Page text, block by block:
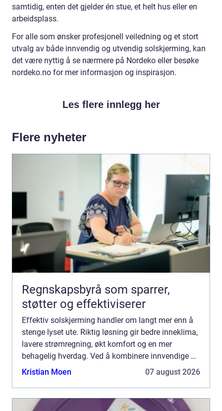
samtidig, enten det gjelder én stue, et helt hus eller en
arbeidsplass.
For alle som ønsker profesjonell veiledning og et stort
utvalg av både innvendig og utvendig solskjerming, kan
det være nyttig å se nærmere på Nordeko eller besøke
nordeko.no for mer informasjon og inspirasjon.
Les flere innlegg her
Flere nyheter
Regnskapsbyrå som sparrer,
støtter og effektiviserer
Effektiv solskjerming handler om langt mer enn å
stenge lyset ute. Riktig løsning gir bedre inneklima,
lavere strømregning, økt komfort og en mer
behagelig hverdag. Ved å kombinere innvendige og
utvendige produkter kan både boliger og
Kristian Moen 07 august 2026